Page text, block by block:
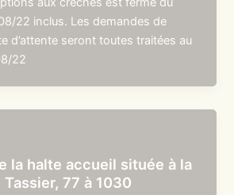
22 inclus. Les demandes de
d’attente seront toutes traitées au
22
la halte accueil située à la
77 à 1030